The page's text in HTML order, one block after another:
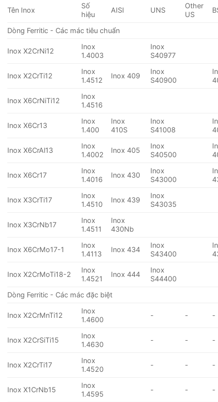
Tên Inox
Số
hiệu
AISI UNS
Other
US
Dòng Ferritic - Các mác tiêu chuẩn
Inox X2CrNi12
Inox
1.4003
Inox
S40977
Inox X2CrTi12
Inox
1.4512
Inox 409
Inox
S40900
Inox X6CrNiTi12
Inox
1.4516
Inox X6Cr13
Inox
1.400
Inox
410S
Inox
S41008
Inox X6CrAl13
Inox
1.4002
Inox 405
Inox
S40500
Inox X6Cr17
Inox
1.4016
Inox 430
Inox
S43000
Inox X3CrTi17
Inox
1.4510
Inox 439
Inox
S43035
Inox X3CrNb17
Inox
1.4511
Inox
430Nb
Inox X6CrMo17-1
Inox
1.4113
Inox 434
Inox
S43400
Inox X2CrMoTi18-2
Inox
1.4521
Inox 444
Inox
S44400
Dòng Ferritic - Các mác đặc biệt
Inox X2CrMnTi12
Inox
1.4600
- - -
Inox X2CrSiTi15
Inox
1.4630
- - -
Inox X2CrTi17
Inox
1.4520
- - -
Inox X1CrNb15
Inox
1.4595
- - -